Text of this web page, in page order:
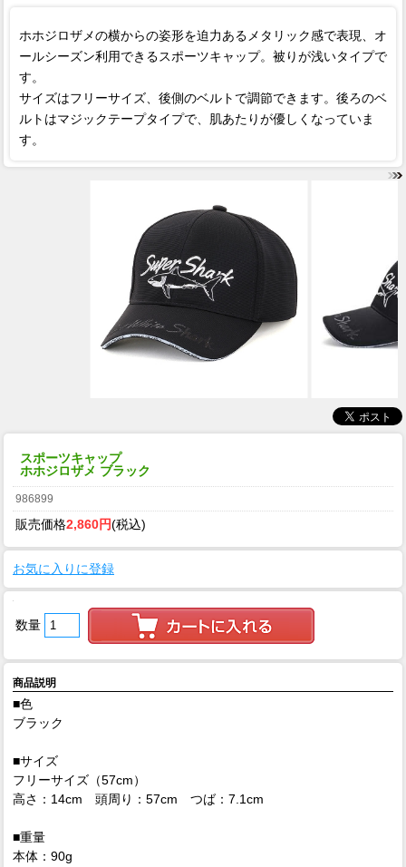
ホホジロザメの横からの姿形を迫力あるメタリック感で表現、オ
ールシーズン利用できるスポーツキャップ。被りが浅いタイプで
す。
サイズはフリーサイズ、後側のベルトで調節できます。後ろのベ
ルトはマジックテープタイプで、肌あたりが優しくなっていま
す。
スポーツキャップ
ホホジロザメ ブラック
986899
販売価格2,860円(税込)
お気に入りに登録
数量
商品説明
■色
ブラック
■サイズ
フリーサイズ（57cm）
高さ：14cm 頭周り：57cm つば：7.1cm
■重量
本体：90g